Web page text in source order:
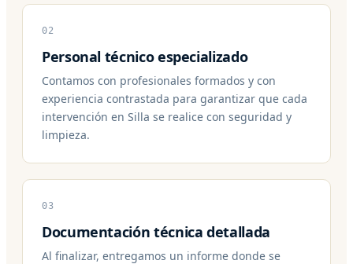
02
Personal técnico especializado
Contamos con profesionales formados y con
experiencia contrastada para garantizar que cada
intervención en Silla se realice con seguridad y
limpieza.
03
Documentación técnica detallada
Al finalizar, entregamos un informe donde se